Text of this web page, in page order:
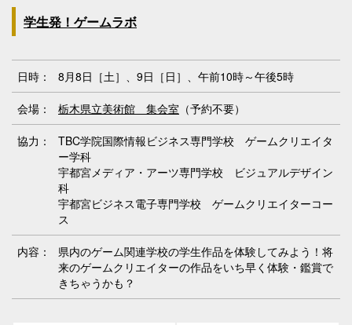
学生発！ゲームラボ
日時： 8月8日［土］、9日［日］、午前10時～午後5時
会場： 栃木県立美術館 集会室 （予約不要）
協力：
TBC学院国際情報ビジネス専門学校 ゲームクリエイタ
ー学科
宇都宮メディア・アーツ専門学校 ビジュアルデザイン
科
宇都宮ビジネス電子専門学校 ゲームクリエイターコー
ス
内容：
県内のゲーム関連学校の学生作品を体験してみよう！将
来のゲームクリエイターの作品をいち早く体験・鑑賞で
きちゃうかも？